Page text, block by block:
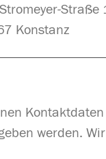
Straße
Konstanz
werden.